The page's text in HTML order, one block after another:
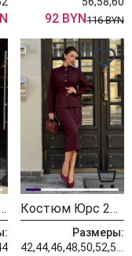
92 BYN116 BYN
26-719-1 Костюм Юрс 25-604-2
Размеры: